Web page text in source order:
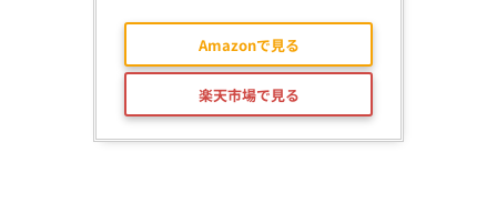
Amazonで見る
楽天市場で見る